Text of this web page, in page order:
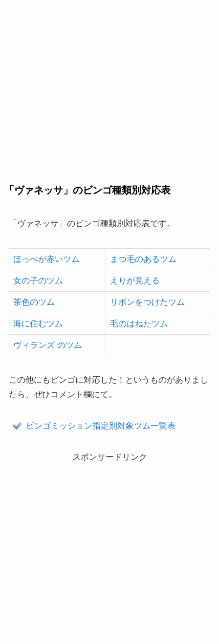
「ヴァネッサ」のビンゴ種類別対応表
「ヴァネッサ」のビンゴ種類別対応表です。
ほっぺが赤いツム まつ毛のあるツム
女の子のツム えりが見える
茶色のツム リボンをつけたツム
海に住むツム 毛のはねたツム
ヴィランズ のツム
この他にもビンゴに対応した！というものがありまし
たら、ぜひコメント欄にて。
ビンゴミッション指定別対象ツム一覧表
スポンサードリンク